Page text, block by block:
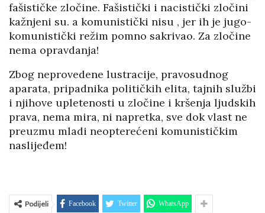
fašističke zločine. Fašistički i nacistički zločini
kažnjeni su. a komunistički nisu , jer ih je jugo-
komunistički režim pomno sakrivao. Za zločine
nema opravdanja!
Zbog neprovedene lustracije, pravosudnog
aparata, pripadnika političkih elita, tajnih službi
i njihove upletenosti u zločine i kršenja ljudskih
prava, nema mira, ni napretka, sve dok vlast ne
preuzmu mladi neopterećeni komunističkim
naslijeđem!
Podijeli Facebook Twitter WhatsApp